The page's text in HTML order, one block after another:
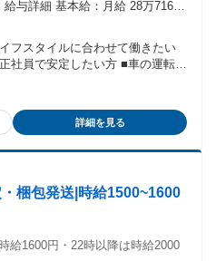
給与詳細 基本給：月給 28万7160
族手当金額：なし 全員に一律で
考慮し、当
与の金額は 基本給＋業績
他手当もあり） ※業績連動手当
勤手当、超過勤務手当は別途支
試用・研修期間：6
本採用と同じ
フスタイルに合わせて働きたい
社員で安定したい方 ■車の運転は
進められる方 ■プライベートを
オンオフメリハリつけて働ける
きたい方 ■今後成長していく事業
パレル、警備など前職は様々！
詳細を見る
梱包発送|時給1500~1600
給1600円・22時以降は時給2000